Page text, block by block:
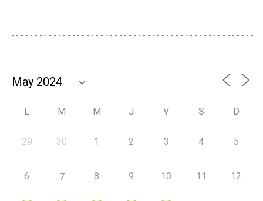
L M M J V S D
29 30 1 2 3 4 5
6 7 8 9 10 11 12